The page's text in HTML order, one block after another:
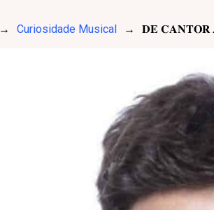
→ Curiosidade Musical → 𝐃𝐄 𝐂𝐀𝐍𝐓𝐎𝐑